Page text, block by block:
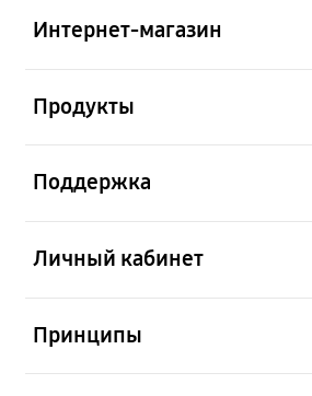
Интернет-магазин
Продукты
Поддержка
Личный кабинет
Принципы